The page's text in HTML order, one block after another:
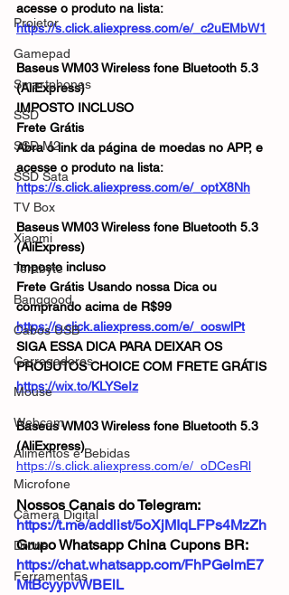
Projetor
Gamepad
Smartphones
SSD
SSD M2
SSD Sata
TV Box
Xiaomi
Terabyte
Banggood
Cabos USB
Carregadores
Mouse
Webcam
Alimentos e Bebidas
Microfone
Câmera Digital
Drone
Ferramentas
acesse o produto na lista:
https://s.click.aliexpress.com/e/_c2uEMbW1
Baseus WM03 Wireless fone Bluetooth 5.3
(AliExpress)
IMPOSTO INCLUSO
Frete Grátis
Abra o link da página de moedas no APP, e
acesse o produto na lista:
https://s.click.aliexpress.com/e/_optX8Nh
Baseus WM03 Wireless fone Bluetooth 5.3
(AliExpress)
Imposto incluso
Frete Grátis Usando nossa Dica ou
comprando acima de R$99
https://s.click.aliexpress.com/e/_ooswlPt
SIGA ESSA DICA PARA DEIXAR OS
PRODUTOS CHOICE COM FRETE GRÁTIS
https://wix.to/KLYSeIz
Baseus WM03 Wireless fone Bluetooth 5.3
(AliExpress)
https://s.click.aliexpress.com/e/_oDCesRl
Nossos Canais do Telegram:
https://t.me/addlist/5oXjMIqLFPs4MzZh
Grupo Whatsapp China Cupons BR:
https://chat.whatsapp.com/FhPGelmE7
MtBcyypvWBElL